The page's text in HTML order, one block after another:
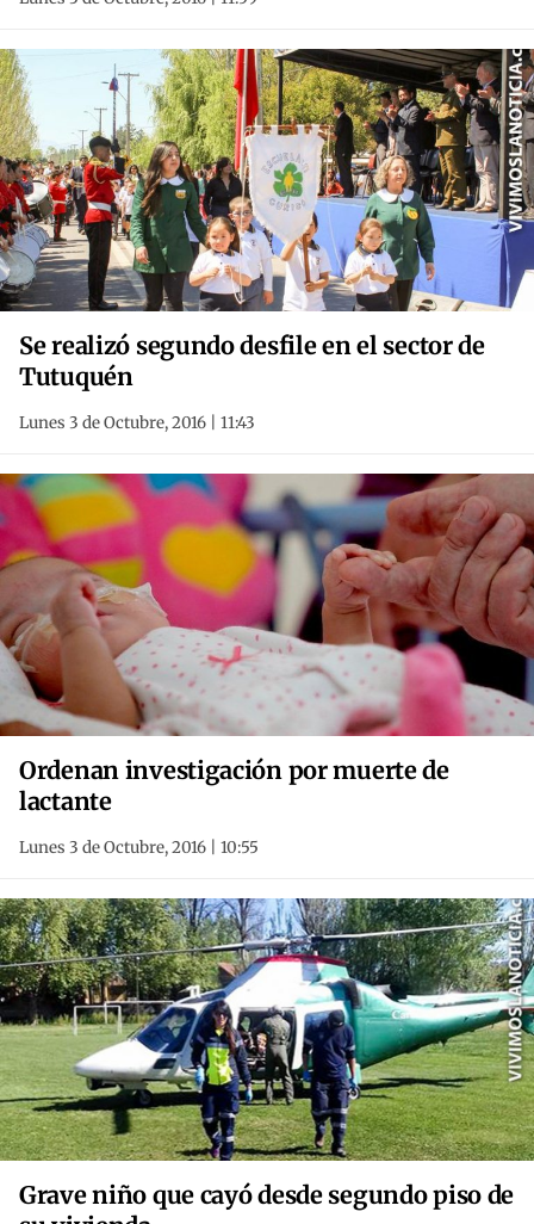
Se realizó segundo desfile en el sector de
Tutuquén
Lunes 3 de Octubre, 2016 | 11:43
Ordenan investigación por muerte de
lactante
Lunes 3 de Octubre, 2016 | 10:55
Grave niño que cayó desde segundo piso de